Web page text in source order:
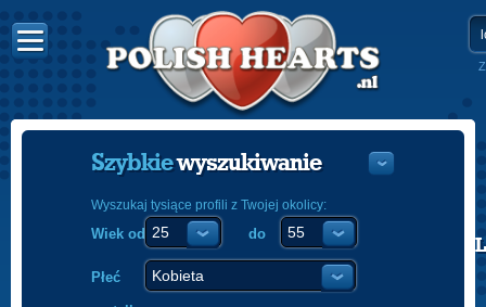
POLISH
Szybkiewyszukiwanie
Wyszukaj tysiące profili z Twojej okolicy:
Wiek od do
Płeć